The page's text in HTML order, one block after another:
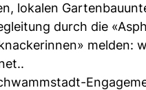
lokalen
durch die